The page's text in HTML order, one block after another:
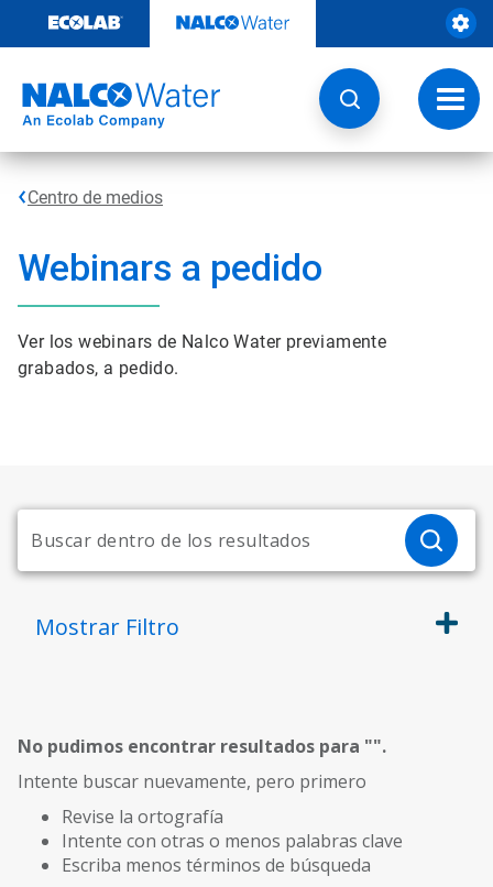
contenido
Botón
de
Centro de medios
Webinars a pedido
Ver los webinars de Nalco Water previamente
grabados, a pedido.
Mostrar Filtro
No pudimos encontrar resultados para "".
Intente buscar nuevamente, pero primero
Revise la ortografía
Intente con otras o menos palabras clave
Escriba menos términos de búsqueda